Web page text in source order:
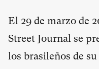
El 29 de marzo de
Street Journal se
los brasileños de